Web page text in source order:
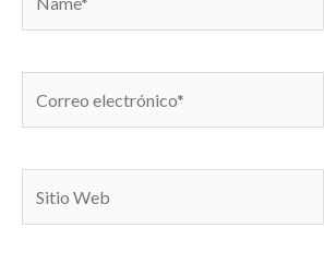
electrónico*
Web